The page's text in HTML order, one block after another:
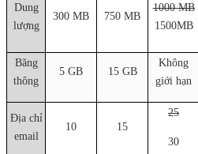
Dung
lượng
300 MB 750 MB
1000 MB
1500MB
Băng
thông
5 GB 15 GB
Không
giới hạn
Địa chỉ
email
10 15
25
30